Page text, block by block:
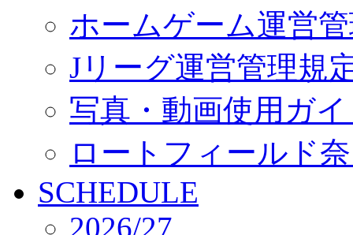
ホームゲーム運営
Jリーグ運営管理規
写真・動画使用ガ
ロートフィールド
SCHEDULE
2026/27